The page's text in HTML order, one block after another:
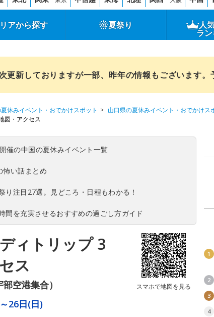
アから探す 夏祭り 人
ラ
更新しておりますが一部、昨年の情報もございます。
休みイベント・おでかけスポット 山口県の夏休みイベント・おでかけス
図・アクセス
催の中国の夏休みイベント一覧
怖い話まとめ
り注目27選。見どころ・日程もわかる！
間を充実させるおすすめの過ごし方ガイド
ィトリップ 3
ス
空港集合） スマホで地図を見る
26日(日)
1
2
3
4